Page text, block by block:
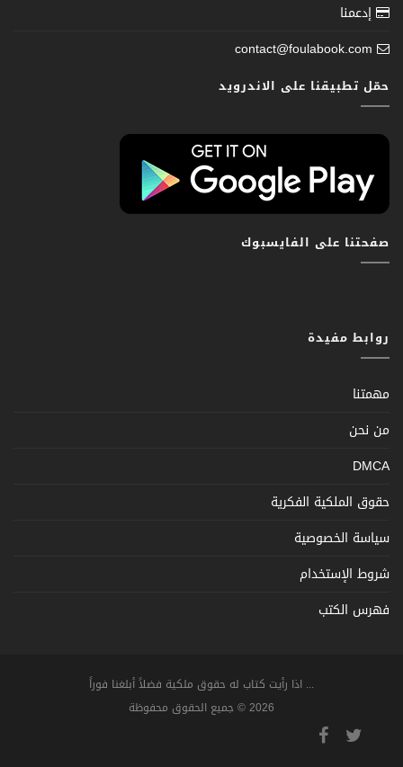
إدعمنا
contact@foulabook.com
حمّل تطبيقنا على الاندرويد
صفحتنا على الفايسبوك
روابط مفيدة
مهمتنا
من نحن
DMCA
حقوق الملكية الفكرية
سياسة الخصوصية
شروط الإستخدام
فهرس الكتب
... اذا رأيت كتاب له حقوق ملكية فضلاً أبلغنا فوراً
2026 © جميع الحقوق محفوظة